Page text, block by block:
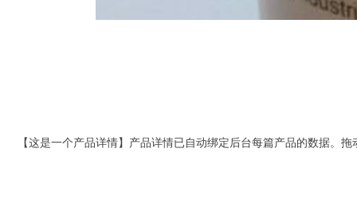
【这是一个产品详情】产品详情已自动绑定后台每篇产品的数据。